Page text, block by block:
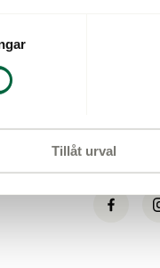
Tillåt urval